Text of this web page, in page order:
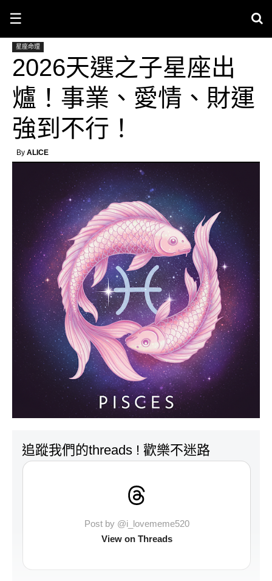
☰
星座命理
2026天選之子星座出
爐！事業、愛情、財運
強到不行！
By ALICE
追蹤我們的threads ! 歡樂不迷路
Post by @i_lovememe520
View on Threads